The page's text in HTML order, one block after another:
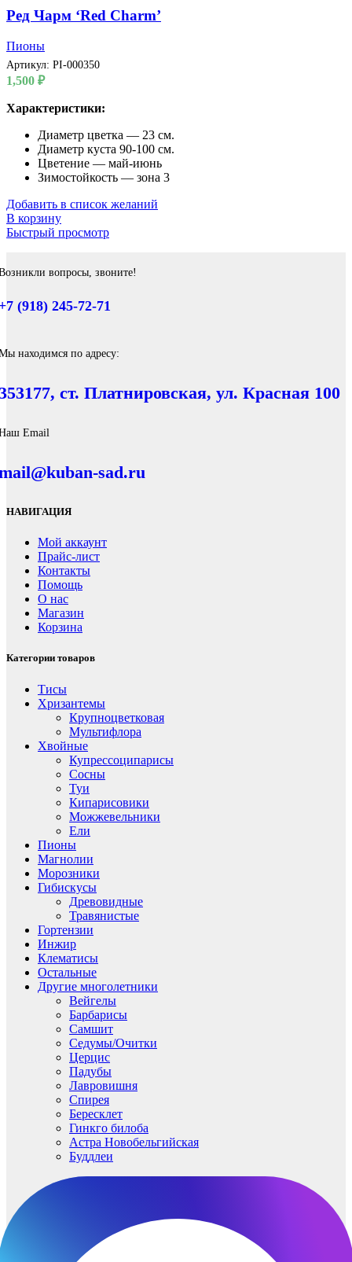
Ред Чарм ‘Red Charm’
Пионы
Артикул: PI-000350
1,500 ₽
Характеристики:
Диаметр цветка — 23 см.
Диаметр куста 90-100 см.
Цветение — май-июнь
Зимостойкость — зона 3
Добавить в список желаний
В корзину
Быстрый просмотр
вопросы, звоните!
(918) 245-72-71
находимся по адресу:
ст. Платнировская, ул. Красная 100
Email
sad.ru
НАВИГАЦИЯ
Мой аккаунт
Прайс-лист
Контакты
Помощь
О нас
Магазин
Корзина
Категории товаров
Тисы
Хризантемы
Крупноцветковая
Мультифлора
Хвойные
Купрессоципарисы
Сосны
Туи
Кипарисовики
Можжевельники
Ели
Пионы
Магнолии
Морозники
Гибискусы
Древовидные
Травянистые
Гортензии
Инжир
Клематисы
Остальные
Другие многолетники
Вейгелы
Барбарисы
Самшит
Седумы/Очитки
Церцис
Падубы
Лавровишня
Спирея
Бересклет
Гинкго билоба
Астра Новобельгийская
Буддлеи